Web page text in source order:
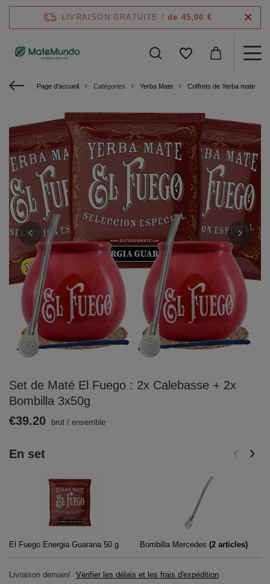
LIVRAISON GRATUITE ! de 45,00 €
Page d'accueil Catégories Yerba Mate Coffrets de Yerba mate
Set de Maté El Fuego : 2x Calebasse + 2x
Bombilla 3x50g
En set
El Fuego Energia Guarana 50 g Bombilla Mercedes (2 articles)
Livraison demain! Vérifier les délais et les frais d'expédition
€39.20 brut / ensemble